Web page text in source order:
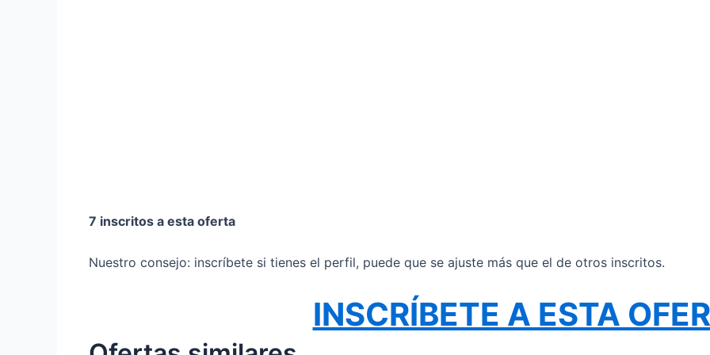
7 inscritos a esta oferta
Nuestro consejo: inscríbete si tienes el perfil, puede que se ajuste más que el de otros inscritos.
INSCRÍBETE A ESTA